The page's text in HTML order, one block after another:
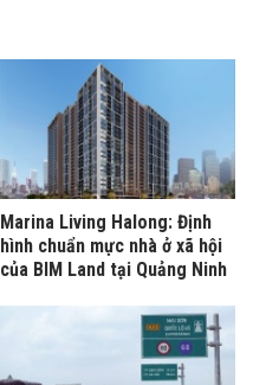
Marina Living Halong: Định
hình chuẩn mực nhà ở xã hội
của BIM Land tại Quảng Ninh